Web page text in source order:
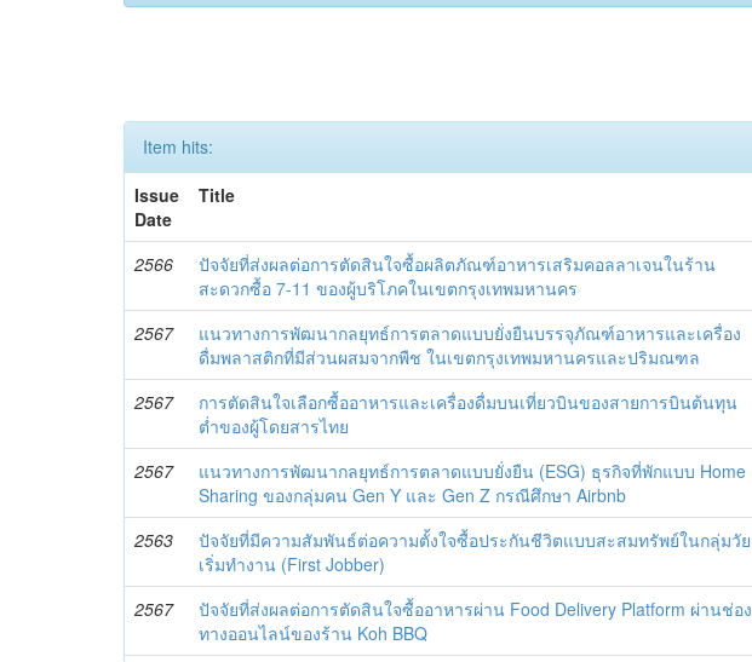
Item hits:
Issue
Date
Title
2566
ปัจจัยที่ส่งผลต่อการตัดสินใจซื้อผลิตภัณฑ์อาหารเสริมคอลลาเจนในร้าน
สะดวกซื้อ 7-11 ของผู้บริโภคในเขตกรุงเทพมหานคร
2567
แนวทางการพัฒนากลยุทธ์การตลาดแบบยั่งยืนบรรจุภัณฑ์อาหารและเครื่อง
ดื่มพลาสติกที่มีส่วนผสมจากพืช ในเขตกรุงเทพมหานครและปริมณฑล
2567
การตัดสินใจเลือกซื้ออาหารและเครื่องดื่มบนเที่ยวบินของสายการบินต้นทุน
ต่ำของผู้โดยสารไทย
2567
แนวทางการพัฒนากลยุทธ์การตลาดแบบยั่งยืน (ESG) ธุรกิจที่พักแบบ Home
Sharing ของกลุ่มคน Gen Y และ Gen Z กรณีศึกษา Airbnb
2563
ปัจจัยที่มีความสัมพันธ์ต่อความตั้งใจซื้อประกันชีวิตแบบสะสมทรัพย์ในกลุ่มวัย
เริ่มทำงาน (First Jobber)
2567
ปัจจัยที่ส่งผลต่อการตัดสินใจซื้ออาหารผ่าน Food Delivery Platform ผ่านช่อง
ทางออนไลน์ของร้าน Koh BBQ